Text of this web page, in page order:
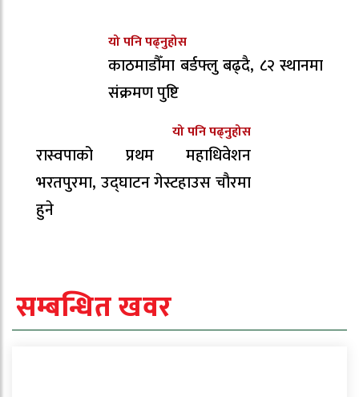
यो पनि पढ्नुहोस
काठमाडौँमा बर्डफ्लु बढ्दै, ८२ स्थानमा
संक्रमण पुष्टि
यो पनि पढ्नुहोस
रास्वपाको प्रथम महाधिवेशन
भरतपुरमा, उद्घाटन गेस्टहाउस चौरमा
हुने
सम्बन्धित खवर